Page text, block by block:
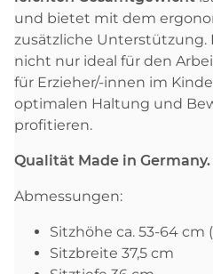
und bietet mit dem
zusätzliche Unterstützung.
nicht nur ideal für den
für Erzieher/-innen im
optimalen Haltung und
profitieren.
Qualität Made in Germany.
Abmessungen:
Sitzhöhe ca. 53-64 cm
Sitzbreite 37,5 cm